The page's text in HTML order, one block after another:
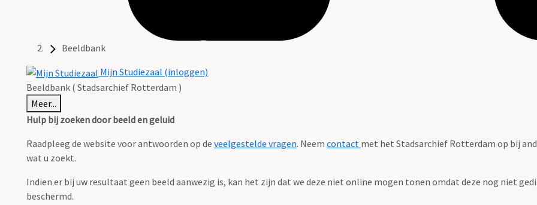
Beeldbank
Mijn Studiezaal (inloggen)
Beeldbank ( Stadsarchief Rotterdam )
Meer...
Hulp bij zoeken door beeld en geluid
Raadpleeg de website voor antwoorden op de veelgestelde vragen. Neem contact met het Stadsarchief Rotterdam op bij
wat u zoekt.
Indien er bij uw resultaat geen beeld aanwezig is, kan het zijn dat we deze niet online mogen tonen omdat deze nog niet
beschermd.